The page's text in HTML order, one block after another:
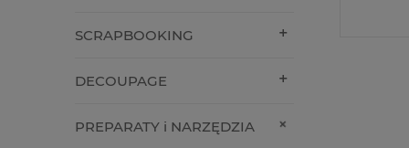
SCRAPBOOKING
DECOUPAGE
PREPARATY i NARZĘDZIA